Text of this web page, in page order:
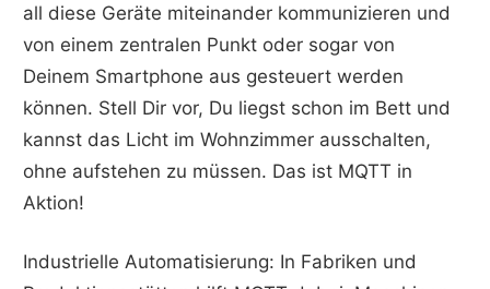
all diese Geräte miteinander kommunizieren und
von einem zentralen Punkt oder sogar von
Deinem Smartphone aus gesteuert werden
können. Stell Dir vor, Du liegst schon im Bett und
kannst das Licht im Wohnzimmer ausschalten,
ohne aufstehen zu müssen. Das ist MQTT in
Aktion!
Industrielle Automatisierung: In Fabriken und